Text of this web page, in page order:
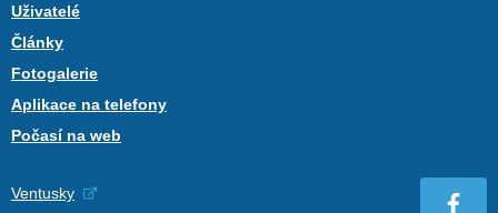
Uživatelé
Články
Fotogalerie
Aplikace na telefony
Počasí na web
Ventusky